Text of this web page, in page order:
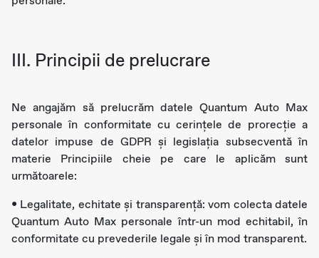
III. Principii de prelucrare
Ne angajăm să prelucrăm datele Quantum Auto Max
personale în conformitate cu cerințele de prorecție a
datelor impuse de GDPR și legislația subsecventă în
materie Principiile cheie pe care le aplicăm sunt
următoarele:
• Legalitate, echitate și transparență: vom colecta datele
Quantum Auto Max personale într-un mod echitabil, în
conformitate cu prevederile legale și în mod transparent.